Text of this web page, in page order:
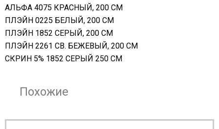
АЛЬФА 4075 КРАСНЫЙ, 200 СМ
ПЛЭЙН 0225 БЕЛЫЙ, 200 СМ
ПЛЭЙН 1852 СЕРЫЙ, 200 СМ
ПЛЭЙН 2261 СВ. БЕЖЕВЫЙ, 200 СМ
СКРИН 5% 1852 СЕРЫЙ 250 СМ
Похожие